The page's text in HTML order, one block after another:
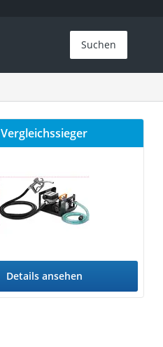
Suchen
Vergleichssieger
Details ansehen